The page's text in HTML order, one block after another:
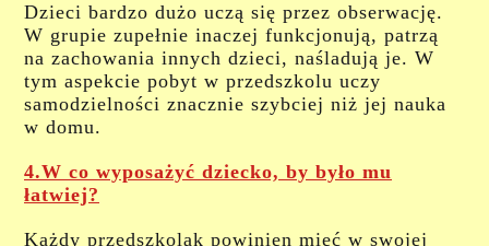
Dzieci bardzo dużo uczą się przez obserwację.
W grupie zupełnie inaczej funkcjonują, patrzą
na zachowania innych dzieci, naśladują je. W
tym aspekcie pobyt w przedszkolu uczy
samodzielności znacznie szybciej niż jej nauka
w domu.
4.W co wyposażyć dziecko, by było mu
łatwiej?
Każdy przedszkolak powinien mieć w swojej